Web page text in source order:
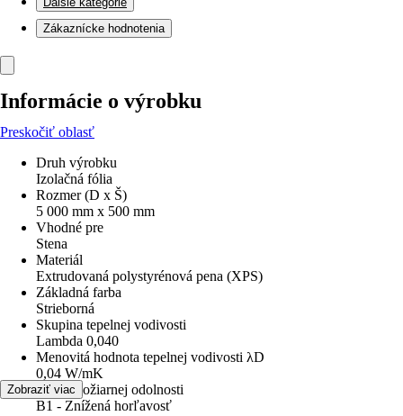
Zákaznícke hodnotenia
Informácie o výrobku
Preskočiť oblasť
Druh výrobku
Izolačná fólia
Rozmer (D x Š)
5 000 mm x 500 mm
Vhodné pre
Stena
Materiál
Extrudovaná polystyrénová pena (XPS)
Základná farba
Strieborná
Skupina tepelnej vodivosti
Lambda 0,040
Menovitá hodnota tepelnej vodivosti λD
0,04 W/mK
Trieda požiarnej odolnosti
B1 - Znížená horľavosť
Zobraziť viac